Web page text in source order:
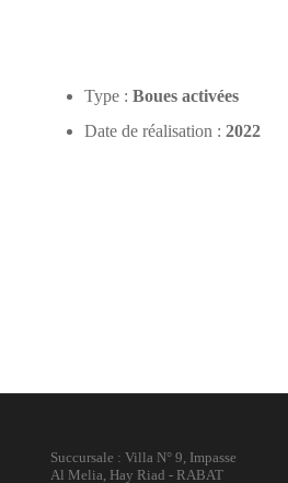
Type : Boues activées
Date de réalisation : 2022
Succursale : Villa N° 9, Impasse
Al Melia, Hay Riad - RABAT